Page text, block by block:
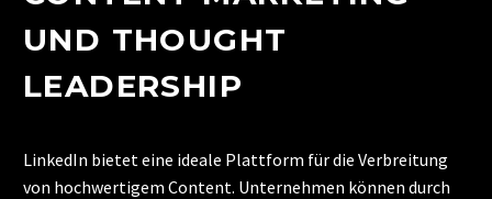
UND THOUGHT
LEADERSHIP
LinkedIn bietet eine ideale Plattform für die Verbreitung
von hochwertigem Content. Unternehmen können durch